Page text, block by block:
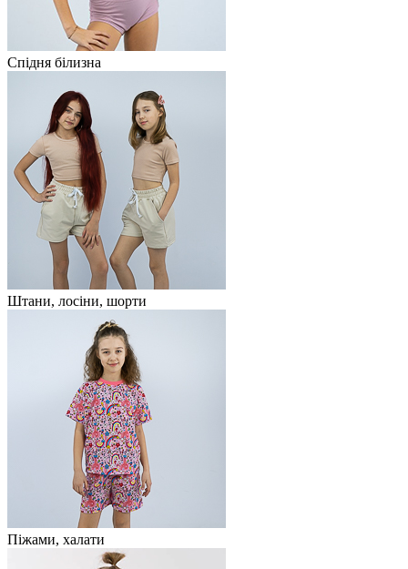
Спідня білизна
Штани, лосіни, шорти
Піжами, халати